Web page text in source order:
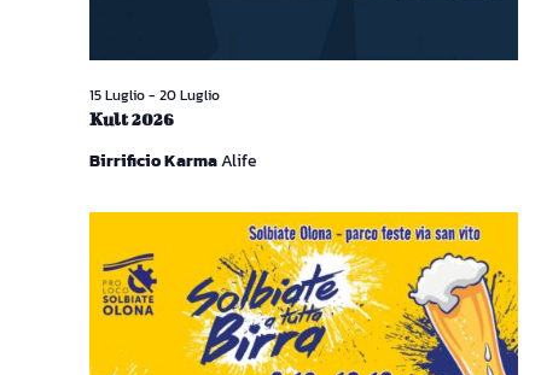
Kult 2026
15 Luglio- 20 Luglio
Birrificio KarmaAlife